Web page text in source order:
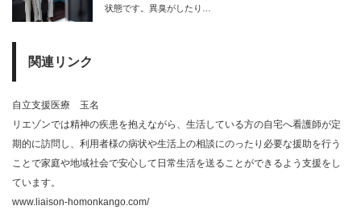
状態です。異臭がしたり…
関連リンク
自立支援医療 玉名
リエゾンでは精神の疾患を抱えながら、生活している方の自宅へ看護師が定
期的に訪問し、利用者様の病状や生活上の相談にのったり必要な援助を行う
ことで家庭や地域社会で安心して日常生活を送ることができるよう支援をし
ています。
www.liaison-homonkango.com/